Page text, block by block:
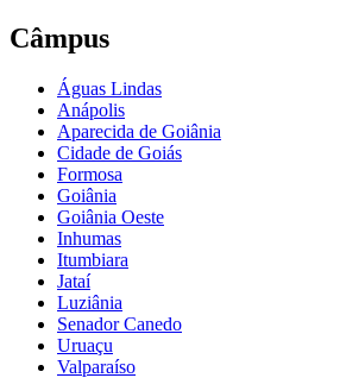
Câmpus
Águas Lindas
Anápolis
Aparecida de Goiânia
Cidade de Goiás
Formosa
Goiânia
Goiânia Oeste
Inhumas
Itumbiara
Jataí
Luziânia
Senador Canedo
Uruaçu
Valparaíso